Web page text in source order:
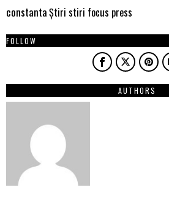
constantaȘtiri stiri focus press
FOLLOW
AUTHORS